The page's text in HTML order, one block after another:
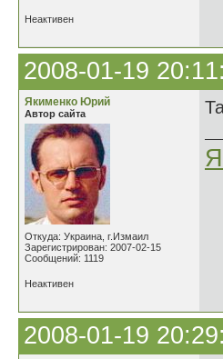
Неактивен
2008-01-19
Якименко Юрий
Автор сайта
Откуда: Украина, г.Измаил
Зарегистрирован: 2007-02-15
Сообщений: 1119
Неактивен
2008-01-19